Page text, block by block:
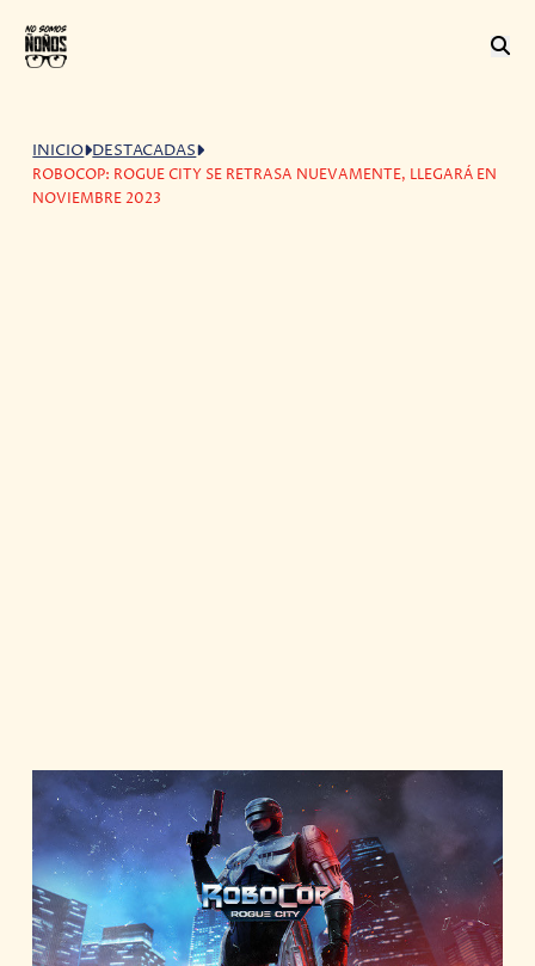
INICIO DESTACADAS
ROBOCOP: ROGUE CITY SE RETRASA NUEVAMENTE, LLEGARÁ EN
NOVIEMBRE 2023